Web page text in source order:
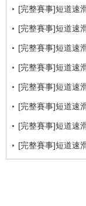
[完整賽事]短道速
[完整賽事]短道速
[完整賽事]短道速
[完整賽事]短道速
[完整賽事]短道速
[完整賽事]短道速
[完整賽事]短道速
[完整賽事]短道速